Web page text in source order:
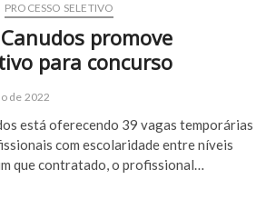
PROCESSO SELETIVO
promove
para concurso
de 2022
está oferecendo 39 vagas temporárias
com escolaridade entre níveis
que contratado, o profissional…